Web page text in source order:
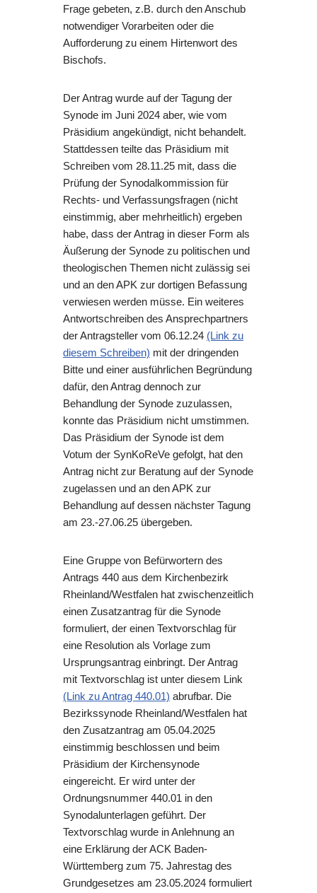
Frage gebeten, z.B. durch den Anschub
notwendiger Vorarbeiten oder die
Aufforderung zu einem Hirtenwort des
Bischofs.
Der Antrag wurde auf der Tagung der
Synode im Juni 2024 aber, wie vom
Präsidium angekündigt, nicht behandelt.
Stattdessen teilte das Präsidium mit
Schreiben vom 28.11.25 mit, dass die
Prüfung der Synodalkommission für
Rechts- und Verfassungsfragen (nicht
einstimmig, aber mehrheitlich) ergeben
habe, dass der Antrag in dieser Form als
Äußerung der Synode zu politischen und
theologischen Themen nicht zulässig sei
und an den APK zur dortigen Befassung
verwiesen werden müsse. Ein weiteres
Antwortschreiben des Ansprechpartners
der Antragsteller vom 06.12.24 (Link zu
diesem Schreiben) mit der dringenden
Bitte und einer ausführlichen Begründung
dafür, den Antrag dennoch zur
Behandlung der Synode zuzulassen,
konnte das Präsidium nicht umstimmen.
Das Präsidium der Synode ist dem
Votum der SynKoReVe gefolgt, hat den
Antrag nicht zur Beratung auf der Synode
zugelassen und an den APK zur
Behandlung auf dessen nächster Tagung
am 23.-27.06.25 übergeben.
Eine Gruppe von Befürwortern des
Antrags 440 aus dem Kirchenbezirk
Rheinland/Westfalen hat zwischenzeitlich
einen Zusatzantrag für die Synode
formuliert, der einen Textvorschlag für
eine Resolution als Vorlage zum
Ursprungsantrag einbringt. Der Antrag
mit Textvorschlag ist unter diesem Link
(Link zu Antrag 440.01) abrufbar. Die
Bezirkssynode Rheinland/Westfalen hat
den Zusatzantrag am 05.04.2025
einstimmig beschlossen und beim
Präsidium der Kirchensynode
eingereicht. Er wird unter der
Ordnungsnummer 440.01 in den
Synodalunterlagen geführt. Der
Textvorschlag wurde in Anlehnung an
eine Erklärung der ACK Baden-
Württemberg zum 75. Jahrestag des
Grundgesetzes am 23.05.2024 formuliert